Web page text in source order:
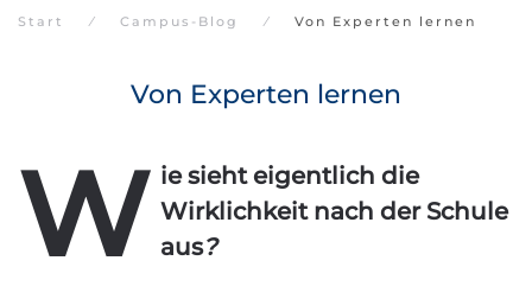
Start Campus-Blog Von Experten lernen
Von Experten lernen
W ie sieht eigentlich die
Wirklichkeit nach der Schule
aus?